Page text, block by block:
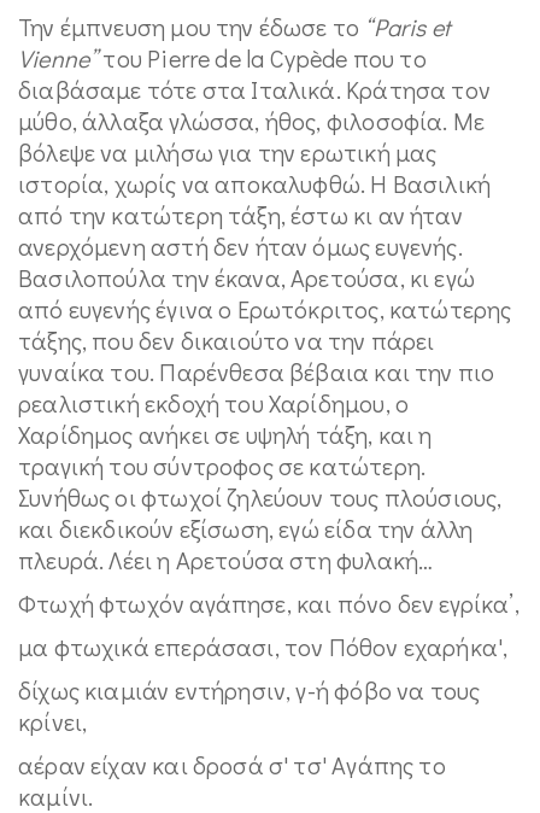
Την έμπνευση μου την έδωσε το “Paris et
Vienne”του Pierre de la Cypède που το
διαβάσαμε τότε στα Ιταλικά. Κράτησα τον
μύθο, άλλαξα γλώσσα, ήθος, φιλοσοφία. Με
βόλεψε να μιλήσω για την ερωτική μας
ιστορία, χωρίς να αποκαλυφθώ. Η Βασιλική
από την κατώτερη τάξη, έστω κι αν ήταν
ανερχόμενη αστή δεν ήταν όμως ευγενής.
Βασιλοπούλα την έκανα, Αρετούσα, κι εγώ
από ευγενής έγινα ο Ερωτόκριτος, κατώτερης
τάξης, που δεν δικαιούτο να την πάρει
γυναίκα του. Παρένθεσα βέβαια και την πιο
ρεαλιστική εκδοχή του Χαρίδημου, ο
Χαρίδημος ανήκει σε υψηλή τάξη, και η
τραγική του σύντροφος σε κατώτερη.
Συνήθως οι φτωχοί ζηλεύουν τους πλούσιους,
και διεκδικούν εξίσωση, εγώ είδα την άλλη
πλευρά. Λέει η Αρετούσα στη φυλακή…
Φτωχή φτωχόν αγάπησε, και πόνο δεν εγρίκα’,
µα φτωχικά επεράσασι, τον Πόθον εχαρήκα',
δίχως κιαµιάν εντήρησιν, γ-ή φόβο να τους
κρίνει,
αέραν είχαν και δροσά σ' τσ' Aγάπης το
καµίνι.